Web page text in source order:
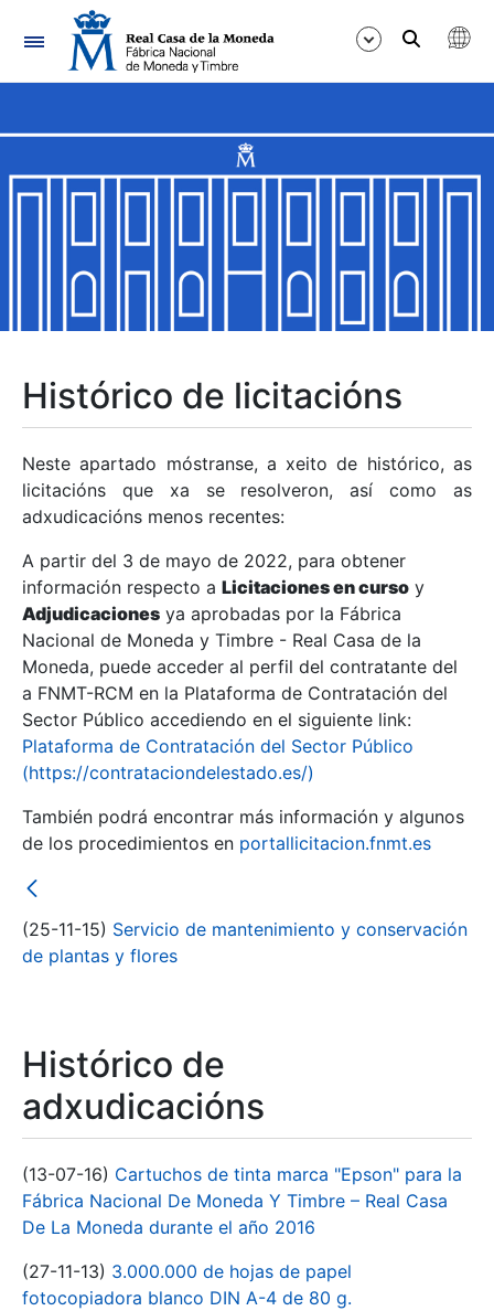
Navegación
Mostrar/Ocultar
Mostrar/Ocultar
Mostrar/Ocultar
Mostrar/Ocultar
Mostrar/Ocultar
Mostrar/Ocultar
Histórico de licitacións
Neste apartado móstranse, a xeito de histórico, as
licitacións que xa se resolveron, así como as
adxudicacións menos recentes:
A partir del 3 de mayo de 2022, para obtener
información respecto a Licitaciones en curso y
Adjudicaciones ya aprobadas por la Fábrica
Nacional de Moneda y Timbre - Real Casa de la
Moneda, puede acceder al perfil del contratante del
a FNMT-RCM en la Plataforma de Contratación del
Sector Público accediendo en el siguiente link:
Plataforma de Contratación del Sector Público
(https://contrataciondelestado.es/)
También podrá encontrar más información y algunos
de los procedimientos en portallicitacion.fnmt.es
(25-11-15) Servicio de mantenimiento y conservación
de plantas y flores
Histórico de
adxudicacións
(13-07-16) Cartuchos de tinta marca "Epson" para la
Fábrica Nacional De Moneda Y Timbre – Real Casa
De La Moneda durante el año 2016
(27-11-13) 3.000.000 de hojas de papel
fotocopiadora blanco DIN A-4 de 80 g.